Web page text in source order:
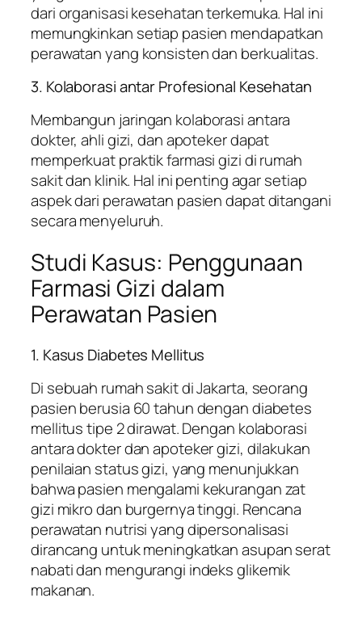
dari organisasi kesehatan terkemuka. Hal ini
memungkinkan setiap pasien mendapatkan
perawatan yang konsisten dan berkualitas.
3. Kolaborasi antar Profesional Kesehatan
Membangun jaringan kolaborasi antara
dokter, ahli gizi, dan apoteker dapat
memperkuat praktik farmasi gizi di rumah
sakit dan klinik. Hal ini penting agar setiap
aspek dari perawatan pasien dapat ditangani
secara menyeluruh.
Studi Kasus: Penggunaan
Farmasi Gizi dalam
Perawatan Pasien
1. Kasus Diabetes Mellitus
Di sebuah rumah sakit di Jakarta, seorang
pasien berusia 60 tahun dengan diabetes
mellitus tipe 2 dirawat. Dengan kolaborasi
antara dokter dan apoteker gizi, dilakukan
penilaian status gizi, yang menunjukkan
bahwa pasien mengalami kekurangan zat
gizi mikro dan burgernya tinggi. Rencana
perawatan nutrisi yang dipersonalisasi
dirancang untuk meningkatkan asupan serat
nabati dan mengurangi indeks glikemik
makanan.